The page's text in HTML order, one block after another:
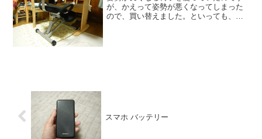
が、かえって姿勢が悪くなってしまった
ので、買い替えました。といっても、椅
スマホ バッテリー